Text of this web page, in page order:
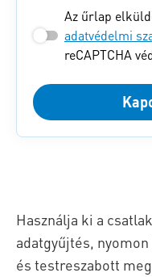
Az űrlap
adatvédelmi
reCAPTCHA
Használja ki a
adatgyűjtés,
és testreszabott